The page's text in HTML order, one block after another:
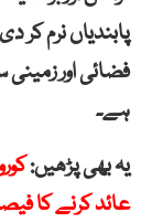
پابندیاں نرم کر
فضائی اور زمینی
ہے۔
یہ بھی پڑھیں:
عائد کرنے کا